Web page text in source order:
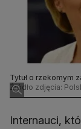
Tytuł o rzekomym
Źródło zdjęcia:
Internauci,